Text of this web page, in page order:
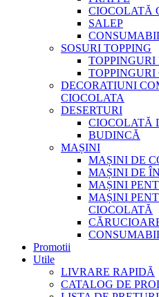
CIOCOLATĂ
SALEP
SOSURI TOPPING
TOPPINGURI
TOPPINGURI
DECORATIUNI
CIOCOLATA
DESERTURI
CIOCOLATĂ
BUDINCĂ
MAȘINI
MAȘINI DE
MAȘINI DE
MAȘINI
MAȘINI
CIOCOLATĂ
Promotii
Utile
LIVRARE RAPIDĂ
CATALOG DE